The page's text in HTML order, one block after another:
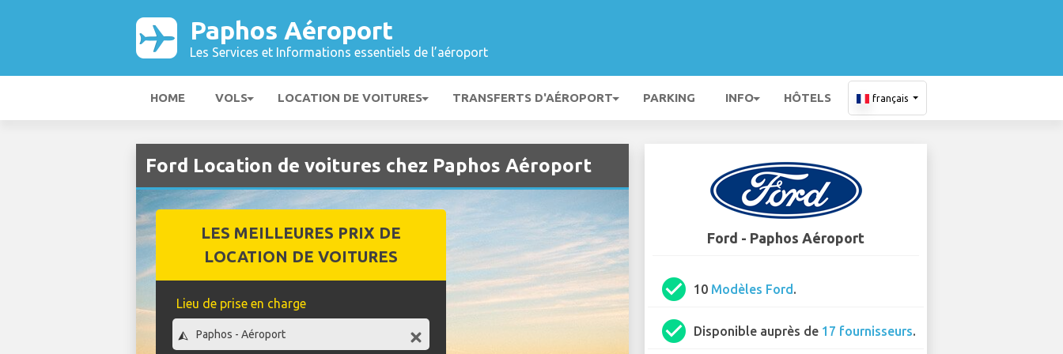
Paphos Aéroport
Les Services et Informations essentiels de l’aéroport
HOME VOLS LOCATION DE VOITURES TRANSFERTS D'AÉROPORT PARKING INFO HÔTELS français
Ford Location de voitures chez Paphos Aéroport
LES MEILLEURES PRIX DE
LOCATION DE VOITURES
Lieu de prise en charge
Ford - Paphos Aéroport
check_circle 10 Modèles Ford.
check_circle Disponible auprès de 17 fournisseurs.